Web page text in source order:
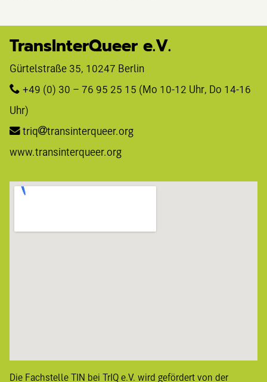
TransInterQueer e.V.
Gürtelstraße 35, 10247 Berlin
+49 (0) 30 – 76 95 25 15 (Mo 10-12 Uhr, Do 14-16
Uhr)
triq
transinterqueer.org
www.transinterqueer.org
Die Fachstelle TIN bei TrIQ e.V. wird gefördert von der